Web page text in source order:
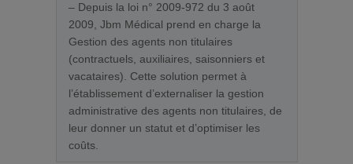
– Depuis la loi n° 2009-972 du 3 août
2009, Jbm Médical prend en charge la
Gestion des agents non titulaires
(contractuels, auxiliaires, saisonniers et
vacataires). Cette solution permet à
l’établissement d’externaliser la gestion
administrative des agents non titulaires, de
leur donner un statut et d’optimiser les
coûts.